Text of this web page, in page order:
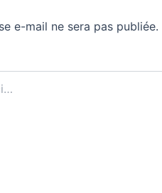
e-mail ne sera pas publiée.